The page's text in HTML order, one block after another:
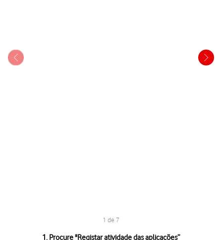
1 de 7
1. Procure "Registar atividade das aplicações”